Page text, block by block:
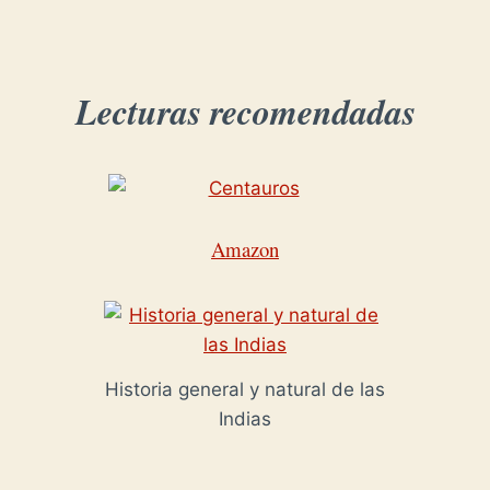
Lecturas recomendadas
Amazon
Historia general y natural de las
Indias